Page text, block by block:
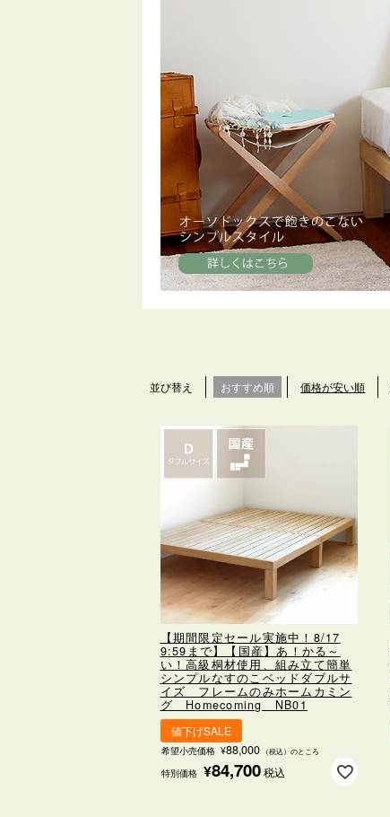
並び替え おすすめ順 価格が安い順
【期間限定セール実施中！8/17
9:59まで】【国産】あ！かる～
い！高級桐材使用、組み立て簡単
シンプルなすのこベッドダブルサ
イズ フレームのみホームカミン
グ Homecoming NB01
値下げSALE
希望小売価格 ¥88,000 （税込）のところ
特別価格 ¥84,700税込